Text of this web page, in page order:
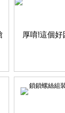
鎖鎖螺絲組